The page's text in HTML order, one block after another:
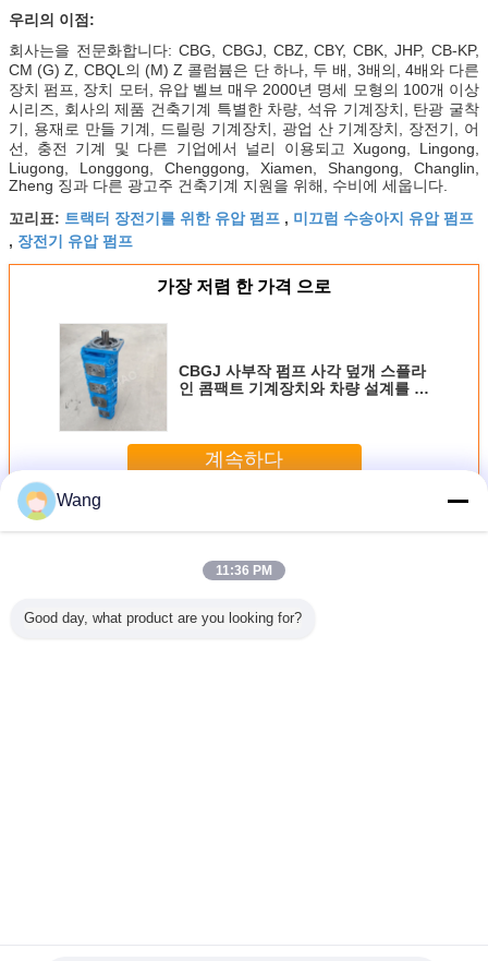
우리의 이점:
회사는을 전문화합니다: CBG, CBGJ, CBZ, CBY, CBK, JHP, CB-KP,
CM (G) Z, CBQL의 (M) Z 콜럼븀은 단 하나, 두 배, 3배의, 4배와 다른
장치 펌프, 장치 모터, 유압 벨브 매우 2000년 명세 모형의 100개 이상
시리즈, 회사의 제품 건축기계 특별한 차량, 석유 기계장치, 탄광 굴착
기, 용재로 만들 기계, 드릴링 기계장치, 광업 산 기계장치, 장전기, 어
선, 충전 기계 및 다른 기업에서 널리 이용되고 Xugong, Lingong,
Liugong, Longgong, Chenggong, Xiamen, Shangong, Changlin,
Zheng 징과 다른 광고주 건축기계 지원을 위해, 수비에 세웁니다.
꼬리표: 트랙터 장전기를 위한 유압 펌프 , 미끄럼 수송아지 유압 펌프
, 장전기 유압 펌프
가장 저렴 한 가격 으로
CBGJ 사부작 펌프 사각 덮개 스플라
인 콤팩트 기계장치와 차량 설계를 위
계속하다
더 많은 것
Wang
11:36 PM
Good day, what product are you looking for?